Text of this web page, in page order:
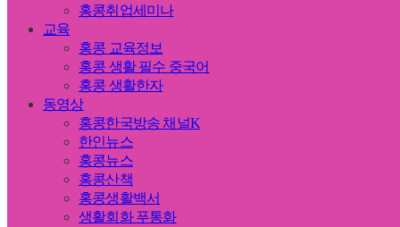
홍콩취업세미나
교육
홍콩 교육정보
홍콩 생활 필수 중국어
홍콩 생활한자
동영상
홍콩한국방송 채널K
한인뉴스
홍콩뉴스
홍콩산책
홍콩생활백서
생활회화 푸통화